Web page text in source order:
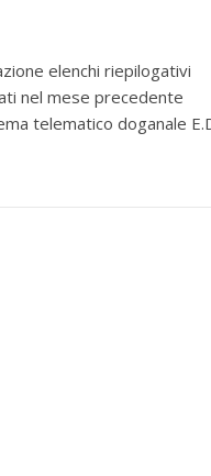
elenchi riepilogativi
nel mese precedente
telematico doganale